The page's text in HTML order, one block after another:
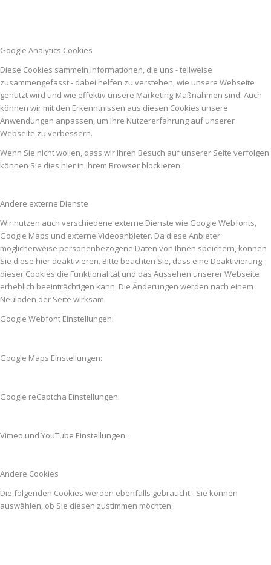
Google Analytics Cookies
Diese Cookies sammeln Informationen, die uns - teilweise
zusammengefasst - dabei helfen zu verstehen, wie unsere Webseite
genutzt wird und wie effektiv unsere Marketing-Maßnahmen sind. Auch
können wir mit den Erkenntnissen aus diesen Cookies unsere
Anwendungen anpassen, um Ihre Nutzererfahrung auf unserer
Webseite zu verbessern.
Wenn Sie nicht wollen, dass wir Ihren Besuch auf unserer Seite verfolgen
können Sie dies hier in Ihrem Browser blockieren:
Andere externe Dienste
Wir nutzen auch verschiedene externe Dienste wie Google Webfonts,
Google Maps und externe Videoanbieter. Da diese Anbieter
möglicherweise personenbezogene Daten von Ihnen speichern, können
Sie diese hier deaktivieren. Bitte beachten Sie, dass eine Deaktivierung
dieser Cookies die Funktionalität und das Aussehen unserer Webseite
erheblich beeinträchtigen kann. Die Änderungen werden nach einem
Neuladen der Seite wirksam.
Google Webfont Einstellungen:
Google Maps Einstellungen:
Google reCaptcha Einstellungen:
Vimeo und YouTube Einstellungen:
Andere Cookies
Die folgenden Cookies werden ebenfalls gebraucht - Sie können
auswählen, ob Sie diesen zustimmen möchten: